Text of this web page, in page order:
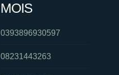
MOIS
0393896930597
08231443263